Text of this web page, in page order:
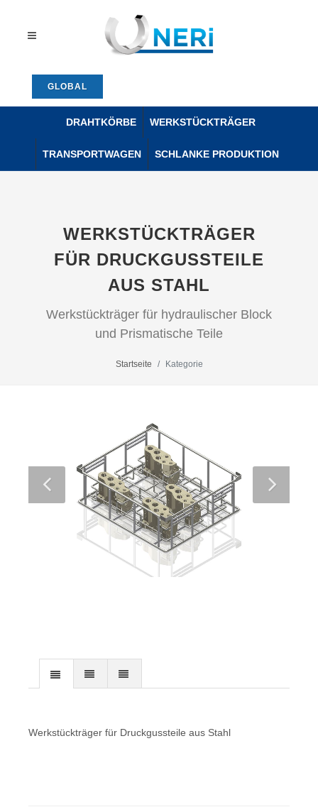
GLOBAL
DRAHTKÖRBE WERKSTÜCKTRÄGER
TRANSPORTWAGEN SCHLANKE PRODUKTION
WERKSTÜCKTRÄGER
FÜR DRUCKGUSSTEILE
AUS STAHL
Werkstückträger für hydraulischer Block
und Prismatische Teile
Startseite Kategorie
Werkstückträger für Druckgussteile aus Stahl